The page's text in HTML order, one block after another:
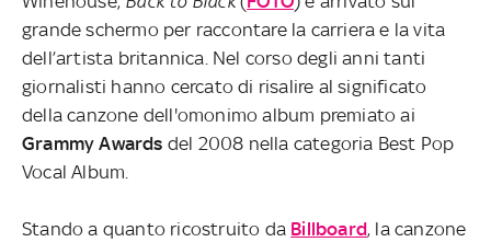
grande schermo per raccontare la carriera e la vita
dell’artista britannica. Nel corso degli anni tanti
giornalisti hanno cercato di risalire al significato
della canzone dell'omonimo album premiato ai
Grammy Awards del 2008 nella categoria Best Pop
Vocal Album.
Stando a quanto ricostruito da Billboard, la canzone